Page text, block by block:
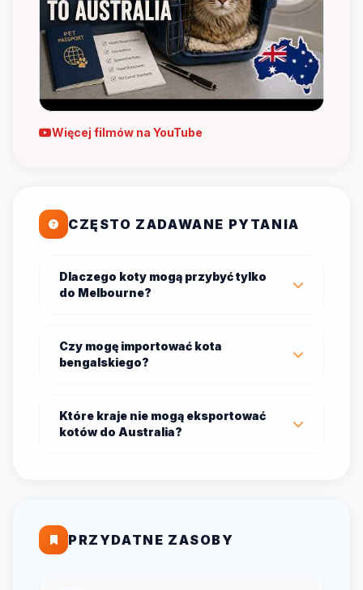
Więcej filmów na YouTube
CZĘSTO ZADAWANE PYTANIA
Dlaczego koty mogą przybyć tylko
do Melbourne?
Czy mogę importować kota
bengalskiego?
Które kraje nie mogą eksportować
kotów do Australia?
PRZYDATNE ZASOBY